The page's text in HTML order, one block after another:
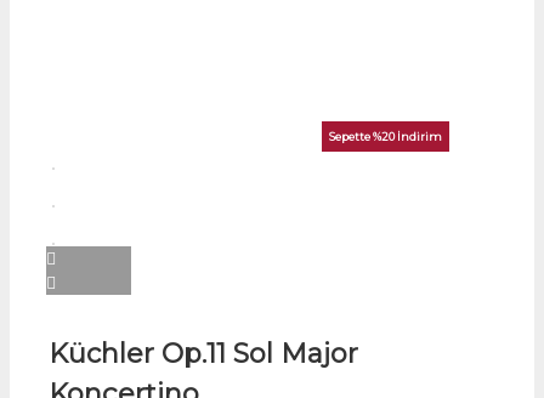
Sepette %20 İndirim
Küchler Op.11 Sol Major